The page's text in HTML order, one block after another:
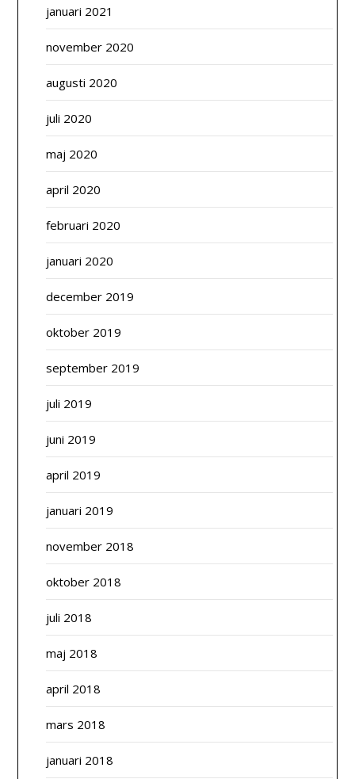
januari 2021
november 2020
augusti 2020
juli 2020
maj 2020
april 2020
februari 2020
januari 2020
december 2019
oktober 2019
september 2019
juli 2019
juni 2019
april 2019
januari 2019
november 2018
oktober 2018
juli 2018
maj 2018
april 2018
mars 2018
januari 2018